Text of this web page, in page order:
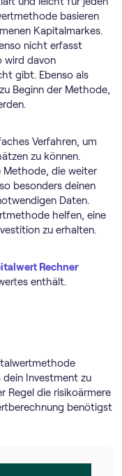
basieren
Kapitalmarkes.
nicht erfasst
wird davon
gibt. Ebenso als
Beginn der Methode,
Verfahren, um
zu können.
Methode, die weiter
besonders deinen
Daten.
helfen, eine
zu erhalten.
Rechner
enthält.
dein Investment zu
Regel die risikoärmere
benötigst